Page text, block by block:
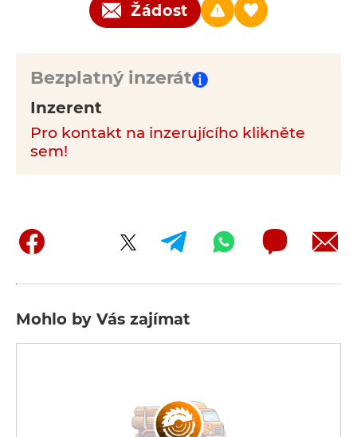
Žádost
Bezplatný inzerát
Inzerent
Pro kontakt na inzerujícího klikněte
sem!
Mohlo by Vás zajímat